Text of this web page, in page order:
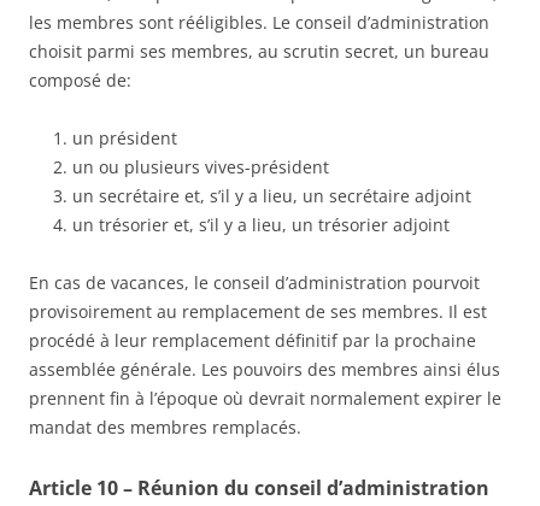
les membres sont rééligibles. Le conseil d’administration
choisit parmi ses membres, au scrutin secret, un bureau
composé de:
un président
un ou plusieurs vives-président
un secrétaire et, s’il y a lieu, un secrétaire adjoint
un trésorier et, s’il y a lieu, un trésorier adjoint
En cas de vacances, le conseil d’administration pourvoit
provisoirement au remplacement de ses membres. Il est
procédé à leur remplacement définitif par la prochaine
assemblée générale. Les pouvoirs des membres ainsi élus
prennent fin à l’époque où devrait normalement expirer le
mandat des membres remplacés.
Article 10 – Réunion du conseil d’administration